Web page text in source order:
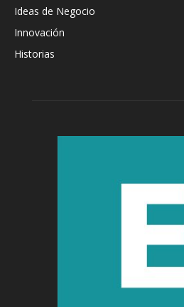
Ideas de Negocio
Innovación
Historias